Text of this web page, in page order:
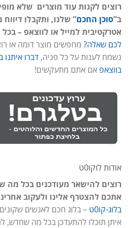
רוצים לקנות עוד מוצרים שלא
ב”סוכן החכם” שלנו, ותקבלו
אטרקטיבית למייל או לווצאפ –
לכם שאלה? מחפשים מוצר דומה או
נשמח לענות על כל פניה, דברו איתנו
בווצאפאם אתם מתעקשים!
אודות לוקו0ט
רוצים להישאר מעודכנים בכל מה
אתכם להצטרף אלינו ולעקוב
בלוג-קו0ט
– בלוג חכם לאנשים שקונים
איתן תוכלו להתעדכן בכל מה שחדש,